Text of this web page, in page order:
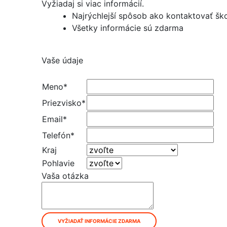
Vyžiadaj si viac informácií.
Najrýchlejší spôsob ako kontaktovať
Všetky informácie sú zdarma
Vaše údaje
Meno*
Priezvisko*
Email*
Telefón*
Kraj
Pohlavie
Vaša otázka
VYŽIADAŤ INFORMÁCIE ZDARMA